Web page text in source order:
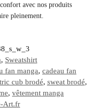
avec nos produits
pleinement.
, Sweatshirt
fan manga, cadeau fan
cub brodé, sweat brodé,
, vêtement manga
Art.fr